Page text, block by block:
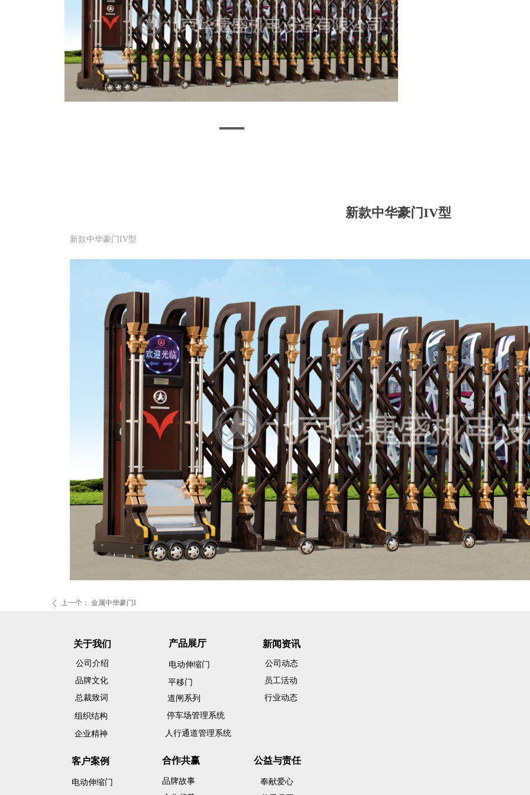
新款中华豪门IV型
新款中华豪门IV型
ꄴ 上一个： 金属中华豪门I
关于我们
公司介绍
品牌文化
总裁致词
组织结构
企业精神
产品展厅
电动伸缩门
平移门
道闸系列
停车场管理系统
人行通道管理系统
新闻资讯
公司动态
员工活动
行业动态
电动伸缩门
客户案例 合作共赢
品牌故事
公益与责任
奉献爱心